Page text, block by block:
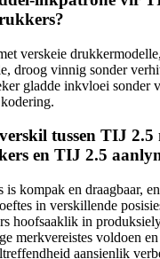
verskeie
droog vinnig sonder
gladde inkvloei sonder
tussen TIJ 2.5
en TIJ 2.5
is kompak en draagbaar,
in verskillende
hoofsaaklik in
merkvereistes voldoen en
aansienlik